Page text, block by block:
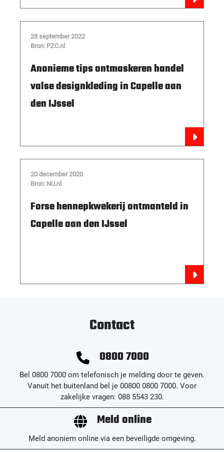
28 september 2022
Bron: PZC.nl
Anonieme tips ontmaskeren handel
valse designkleding in Capelle aan
den IJssel
20 december 2020
Bron: NU.nl
Forse hennepkwekerij ontmanteld in
Capelle aan den IJssel
Contact
0800 7000
Bel 0800 7000 om telefonisch je melding door te geven.
Vanuit het buitenland bel je 00800 0800 7000. Voor
zakelijke vragen: 088 5543 230.
Meld online
Meld anoniem online via een beveiligde omgeving.